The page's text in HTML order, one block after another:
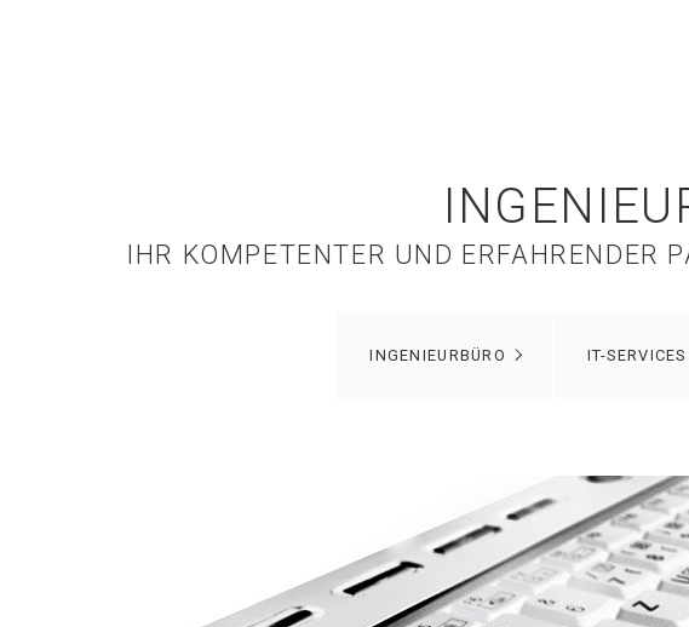
IHR KOMPETENTER UND ERFAHRENDER
INGENIEURBÜRO IT-SERVICES